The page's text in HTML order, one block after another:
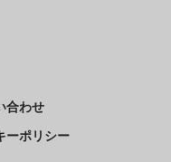
合わせ
ーポリシー